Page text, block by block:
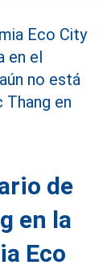
de
en la
Eco